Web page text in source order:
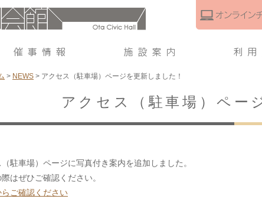
> NEWS > アクセス（駐車場）ページを更新しました！
アクセス（駐車場）ペー
駐車場）ページに写真付き案内を追加しました。
はぜひご確認ください。
らご確認ください